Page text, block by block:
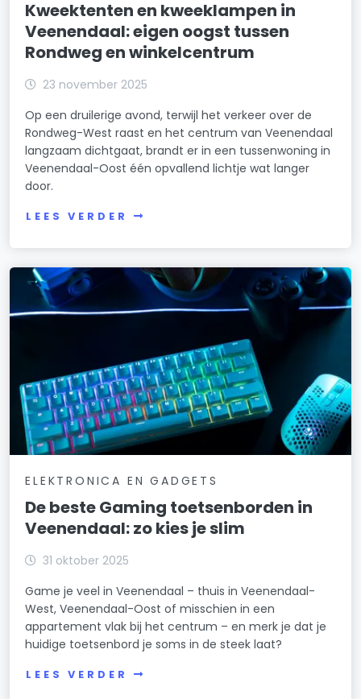
Kweektenten en kweeklampen in
Veenendaal: eigen oogst tussen
Rondweg en winkelcentrum
23 november 2025
Op een druilerige avond, terwijl het verkeer over de
Rondweg-West raast en het centrum van Veenendaal
langzaam dichtgaat, brandt er in een tussenwoning in
Veenendaal-Oost één opvallend lichtje wat langer
door.
LEES VERDER
ELEKTRONICA EN GADGETS
De beste Gaming toetsenborden in
Veenendaal: zo kies je slim
31 oktober 2025
Game je veel in Veenendaal – thuis in Veenendaal-
West, Veenendaal-Oost of misschien in een
appartement vlak bij het centrum – en merk je dat je
huidige toetsenbord je soms in de steek laat?
LEES VERDER